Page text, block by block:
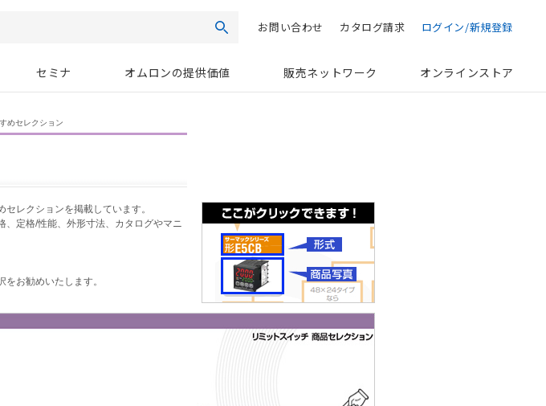
検索お問い合わせ カタログ請求 ログイン/新規登録
セミナ オムロンの提供価値 販売ネットワーク オンラインストア
めセレクション
レクションを掲載しています。
、定格/性能、外形寸法、カタログやマニ
お勧めいたします。